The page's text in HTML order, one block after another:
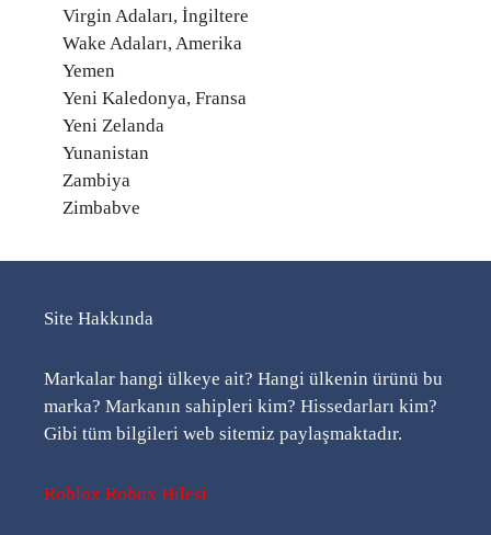
Virgin Adaları, İngiltere
Wake Adaları, Amerika
Yemen
Yeni Kaledonya, Fransa
Yeni Zelanda
Yunanistan
Zambiya
Zimbabve
Site Hakkında
Markalar hangi ülkeye ait? Hangi ülkenin ürünü bu
marka? Markanın sahipleri kim? Hissedarları kim?
Gibi tüm bilgileri web sitemiz paylaşmaktadır.
Roblox Robux Hilesi